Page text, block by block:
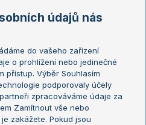
Australian Open
French Open
Wimbledon
US Open
Turnaj mistrů
údajů nás
do vašeho zařízení
o prohlížení nebo jedinečné
přístup. Výběr Souhlasím
podporovaly účely
zpracováváme údaje za
Zamítnout vše nebo
zakážete. Pokud jsou